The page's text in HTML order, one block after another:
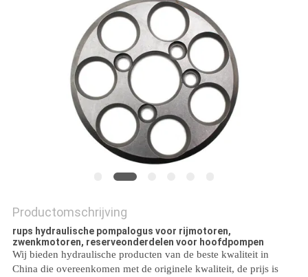
Productomschrijving
rups hydraulische pompalogus voor rijmotoren,
zwenkmotoren, reserveonderdelen voor hoofdpompen
Wij bieden hydraulische producten van de beste kwaliteit in
China die overeenkomen met de originele kwaliteit, de prijs is